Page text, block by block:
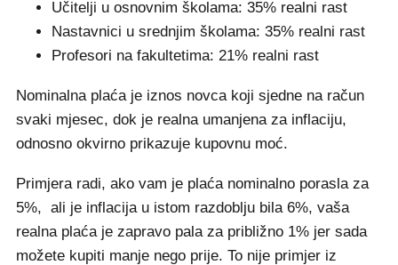
Učitelji u osnovnim školama: 35% realni rast
Nastavnici u srednjim školama: 35% realni rast
Profesori na fakultetima: 21% realni rast
Nominalna plaća je iznos novca koji sjedne na račun
svaki mjesec, dok je realna umanjena za inflaciju,
odnosno okvirno prikazuje kupovnu moć.
Primjera radi, ako vam je plaća nominalno porasla za
5%, ali je inflacija u istom razdoblju bila 6%, vaša
realna plaća je zapravo pala za približno 1% jer sada
možete kupiti manje nego prije. To nije primjer iz